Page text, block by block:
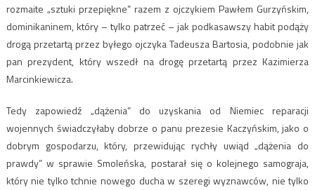
rozmaite „sztuki przepiękne” razem z ojczykiem Pawłem Gurzyńskim,
dominikaninem, który – tylko patrzeć – jak podkasawszy habit podąży
drogą przetartą przez byłego ojczyka Tadeusza Bartosia, podobnie jak
pan prezydent, który wszedł na drogę przetartą przez Kazimierza
Marcinkiewicza.
Tedy zapowiedź „dążenia” do uzyskania od Niemiec reparacji
wojennych świadczyłaby dobrze o panu prezesie Kaczyńskim, jako o
dobrym gospodarzu, który, przewidując rychły uwiąd „dążenia do
prawdy” w sprawie Smoleńska, postarał się o kolejnego samograja,
który nie tylko tchnie nowego ducha w szeregi wyznawców, nie tylko